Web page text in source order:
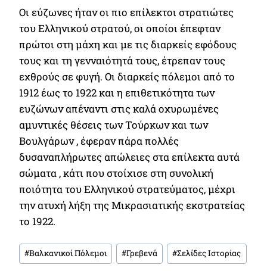
Οι εύζωνες ήταν οι πιο επίλεκτοι στρατιώτες
του Ελληνικού στρατού, οι οποίοι έπεφταν
πρώτοι στη μάχη και με τις διαρκείς εφόδους
τους και τη γενναιότητά τους, έτρεπαν τους
εχθρούς σε φυγή. Οι διαρκείς πόλεμοι από το
1912 έως το 1922 και η επιθετικότητα των
ευζώνων απέναντι στις καλά οχυρωμένες
αμυντικές θέσεις των Τούρκων και των
Βουλγάρων , έφεραν πάρα πολλές
δυσαναπλήρωτες απώλειες στα επίλεκτα αυτά
σώματα , κάτι που στοίχισε στη συνολική
ποιότητα του Ελληνικού στρατεύματος, μέχρι
την ατυχή λήξη της Μικρασιατικής εκστρατείας
το 1922.
Post
Tags:
#Βαλκανικοί Πόλεμοι #Γρεβενά #Σελίδες Ιστορίας